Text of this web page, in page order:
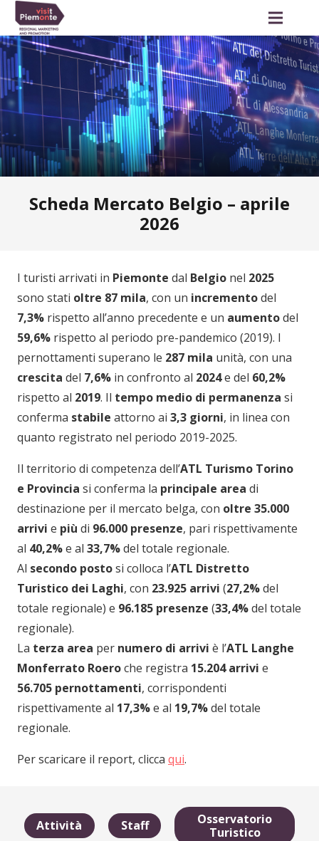
Scheda Mercato Belgio – aprile
2026
I turisti arrivati in Piemonte dal Belgio nel 2025
sono stati oltre 87 mila, con un incrementodel
7,3% rispetto all’anno precedente e un aumentodel
59,6% rispetto al periodo pre-pandemico (2019). I
pernottamenti superano le 287 mila unità, con una
crescita del 7,6% in confronto al 2024e del 60,2%
rispetto al 2019. Il tempo medio di permanenza si
conferma stabile attorno ai 3,3 giorni, in linea con
quanto registrato nel periodo 2019-2025.
Il territorio di competenza dell’ATL Turismo Torino
e Provincia si conferma la principale area di
destinazione per il mercato belga, con oltre 35.000
arrivi e più di 96.000 presenze, pari rispettivamente
al 40,2%e al 33,7%del totale regionale.
Al secondo postosi colloca l’ATL Distretto
Turistico dei Laghi, con 23.925 arrivi (27,2%del
totale regionale) e 96.185 presenze (33,4%del totale
regionale).
La terza area per numero di arrivi è l’ATL Langhe
Monferrato Roeroche registra 15.204 arrivi e
56.705 pernottamenti, corrispondenti
rispettivamente al 17,3%e al 19,7%del totale
regionale.
Per scaricare il report, clicca qui.
Attività Staff
Osservatorio
Turistico